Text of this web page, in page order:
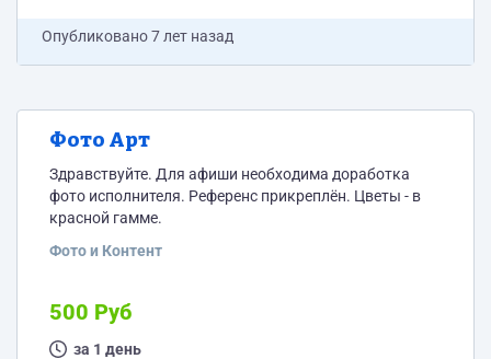
Опубликовано7 лет назад
Фото Арт
Здравствуйте. Для афиши необходима доработка
фото исполнителя. Референс прикреплён. Цветы - в
красной гамме.
Фото и Контент
500 Руб
за 1 день